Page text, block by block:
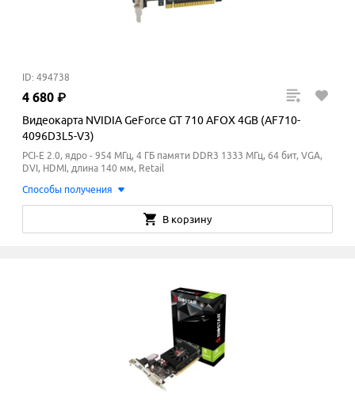
ID: 494738
4 680 ₽
Видеокарта NVIDIA GeForce GT 710 AFOX 4GB (AF710-
4096D3L5-V3)
PCI-E 2.0, ядро - 954 МГц, 4 ГБ памяти DDR3 1333 МГц, 64 бит, VGA,
DVI, HDMI, длина 140 мм, Retail
Способы получения
В корзину